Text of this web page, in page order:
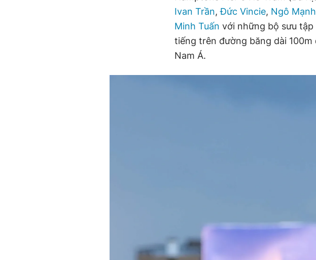
Ivan Trần,Đức Vincie, Ngô
Minh Tuấn với những bộ sưu
tiếng trên đường băng dài
Nam Á.